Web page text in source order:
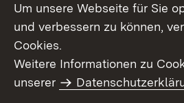
Um unsere Webseite für Sie
und verbessern zu können,
Cookies.
Weitere Informationen zu
unserer